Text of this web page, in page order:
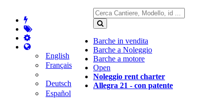
English
Français
Deutsch
Español
Barche in vendita
Barche a Noleggio
Barche a motore
Open
Noleggio rent charter
Allegra 21 - con patente